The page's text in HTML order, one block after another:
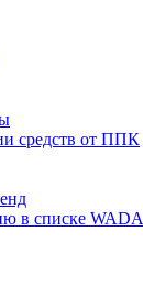
средств от ППК
в списке WADA